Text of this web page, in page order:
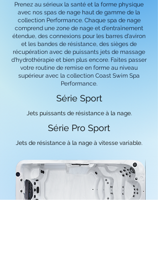
Prenez au sérieux la santé et la forme physique
avec nos spas de nage haut de gamme de la
collection Performance. Chaque spa de nage
comprend une zone de nage et d'entraînement
étendue, des connexions pour les barres d'aviron
et les bandes de résistance, des sièges de
récupération avec de puissants jets de massage
d'hydrothérapie et bien plus encore. Faites passer
votre routine de remise en forme au niveau
supérieur avec la collection Coast Swim Spa
Performance.
Série Sport
Jets puissants de résistance à la nage.
Série Pro Sport
Jets de résistance à la nage à vitesse variable.